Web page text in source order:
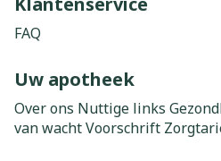
FAQ
Uw apotheek
Over ons Nuttige links
van wachtVoorschrift